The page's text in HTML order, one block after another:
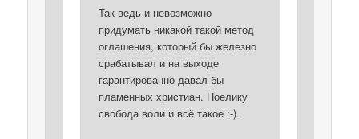
Так ведь и невозможно
придумать никакой такой метод
оглашения, который бы железно
срабатывал и на выходе
гарантированно давал бы
пламенных христиан. Поелику
свобода воли и всё такое :-).